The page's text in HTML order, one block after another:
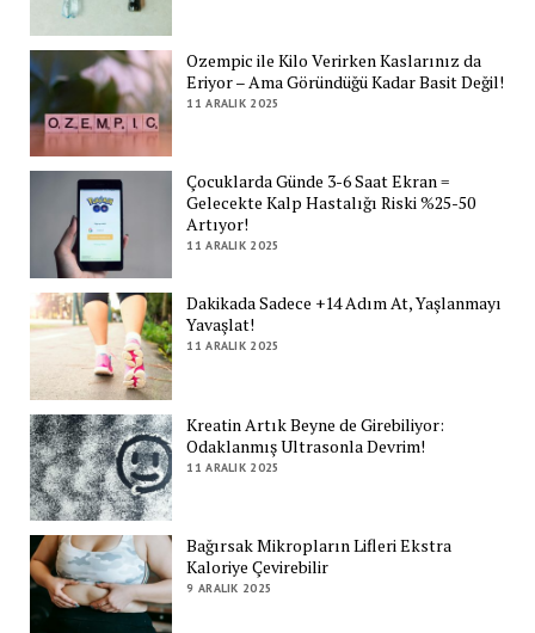
Ozempic ile Kilo Verirken Kaslarınız da
Eriyor – Ama Göründüğü Kadar Basit Değil!
11 ARALIK 2025
Çocuklarda Günde 3-6 Saat Ekran =
Gelecekte Kalp Hastalığı Riski %25-50
Artıyor!
11 ARALIK 2025
Dakikada Sadece +14 Adım At, Yaşlanmayı
Yavaşlat!
11 ARALIK 2025
Kreatin Artık Beyne de Girebiliyor:
Odaklanmış Ultrasonla Devrim!
11 ARALIK 2025
Bağırsak Mikropların Lifleri Ekstra
Kaloriye Çevirebilir
9 ARALIK 2025